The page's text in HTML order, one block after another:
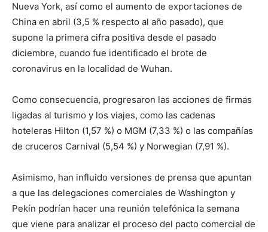
Nueva York, así como el aumento de exportaciones de
China en abril (3,5 % respecto al año pasado), que
supone la primera cifra positiva desde el pasado
diciembre, cuando fue identificado el brote de
coronavirus en la localidad de Wuhan.
Como consecuencia, progresaron las acciones de firmas
ligadas al turismo y los viajes, como las cadenas
hoteleras Hilton (1,57 %) o MGM (7,33 %) o las compañías
de cruceros Carnival (5,54 %) y Norwegian (7,91 %).
Asimismo, han influido versiones de prensa que apuntan
a que las delegaciones comerciales de Washington y
Pekín podrían hacer una reunión telefónica la semana
que viene para analizar el proceso del pacto comercial de